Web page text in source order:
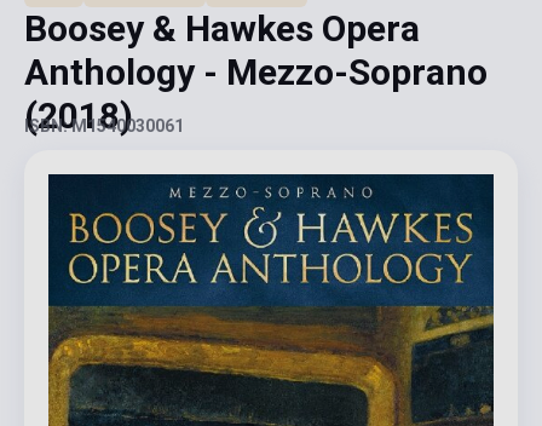
Boosey & Hawkes Opera
Anthology - Mezzo-Soprano
(2018)
ISBN: M1540030061